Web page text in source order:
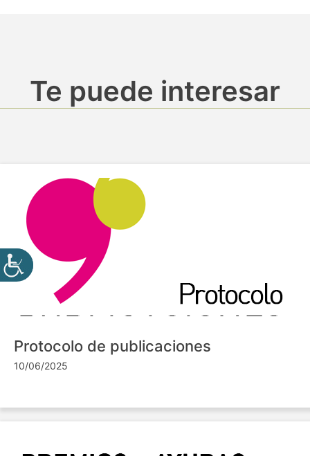
Te puede interesar
Protocolo de publicaciones
10/06/2025